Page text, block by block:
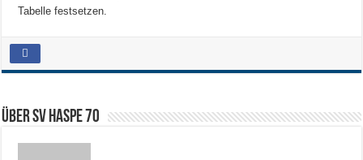
Tabelle festsetzen.
Über SV HASPE 70